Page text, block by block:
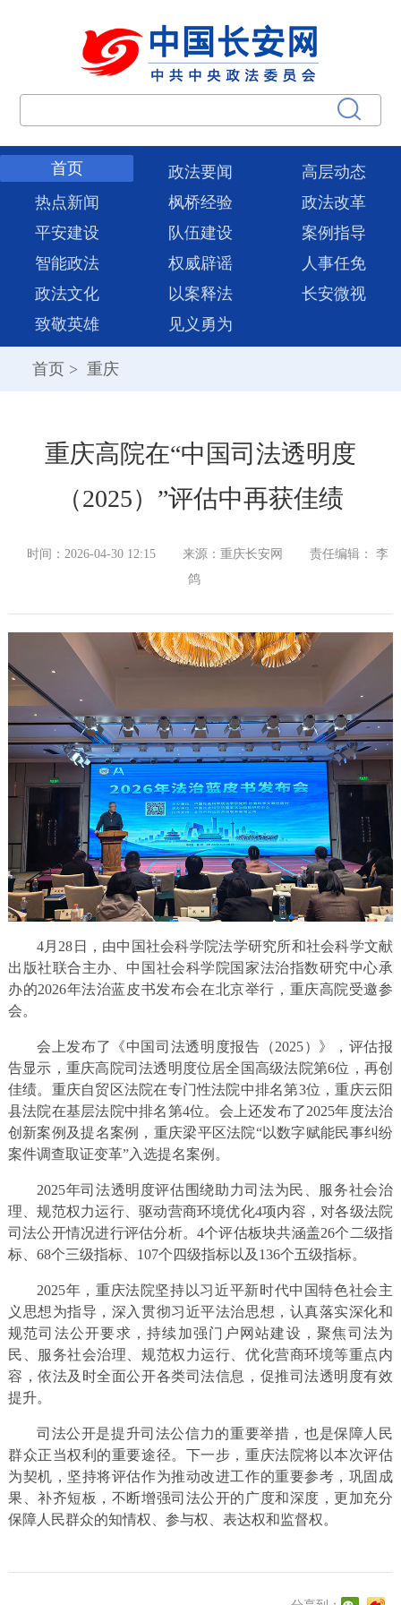
首页 政法要闻
高层动态
热点新闻
枫桥经验
政法改革
平安建设
队伍建设
案例指导
智能政法
权威辟谣
人事任免
政法文化
以案释法
长安微视
致敬英雄
见义勇为
首页 > 重庆
重庆高院在“中国司法透明度
（2025）”评估中再获佳绩
时间：2026-04-30 12:15 来源：重庆长安网
责任编辑： 李
鸽
4月28日，由中国社会科学院法学研究所和社会科学文献
出版社联合主办、中国社会科学院国家法治指数研究中心承
办的2026年法治蓝皮书发布会在北京举行，重庆高院受邀参
会。
会上发布了《中国司法透明度报告（2025）》，评估报
告显示，重庆高院司法透明度位居全国高级法院第6位，再创
佳绩。重庆自贸区法院在专门性法院中排名第3位，重庆云阳
县法院在基层法院中排名第4位。会上还发布了2025年度法治
创新案例及提名案例，重庆梁平区法院“以数字赋能民事纠纷
案件调查取证变革”入选提名案例。
2025年司法透明度评估围绕助力司法为民、服务社会治
理、规范权力运行、驱动营商环境优化4项内容，对各级法院
司法公开情况进行评估分析。4个评估板块共涵盖26个二级指
标、68个三级指标、107个四级指标以及136个五级指标。
2025年，重庆法院坚持以习近平新时代中国特色社会主
义思想为指导，深入贯彻习近平法治思想，认真落实深化和
规范司法公开要求，持续加强门户网站建设，聚焦司法为
民、服务社会治理、规范权力运行、优化营商环境等重点内
容，依法及时全面公开各类司法信息，促推司法透明度有效
提升。
司法公开是提升司法公信力的重要举措，也是保障人民
群众正当权利的重要途径。下一步，重庆法院将以本次评估
为契机，坚持将评估作为推动改进工作的重要参考，巩固成
果、补齐短板，不断增强司法公开的广度和深度，更加充分
保障人民群众的知情权、参与权、表达权和监督权。